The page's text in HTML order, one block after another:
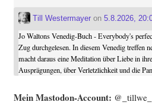
Till Westermayeron 5.8.2026,
Jo Waltons Venedig-Buch - Everybody's
Zug durchgelesen. In diesem Venedig treffen
macht daraus eine Meditation über Liebe in
Ausprägungen, über Verletzlichkeit und die
Mein Mast­o­don-Account: